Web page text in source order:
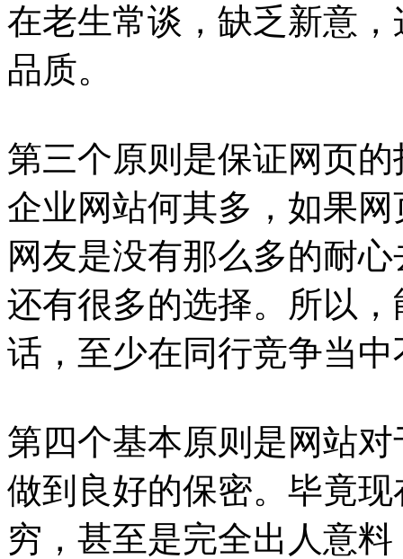
在老生常谈，缺乏新意
品质。
第三个原则是保证网页
企业网站何其多，如果
网友是没有那么多的耐
还有很多的选择。所以
话，至少在同行竞争当
第四个基本原则是网站
做到良好的保密。毕竟
穷，甚至是完全出人意